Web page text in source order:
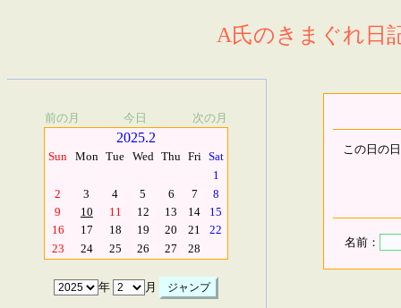
A氏のきまぐれ日
前の月 今日 次の月
2025.2
Sun Mon Tue Wed Thu Fri Sat
1
2
3 4 5 6 7
8
9
10 11 12 13 14
15
16
17 18 19 20 21
22
23
24 25 26 27 28
年 月
この日の
名前：